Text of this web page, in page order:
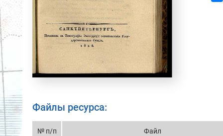
Файлы ресурса:
№ п/п Файл